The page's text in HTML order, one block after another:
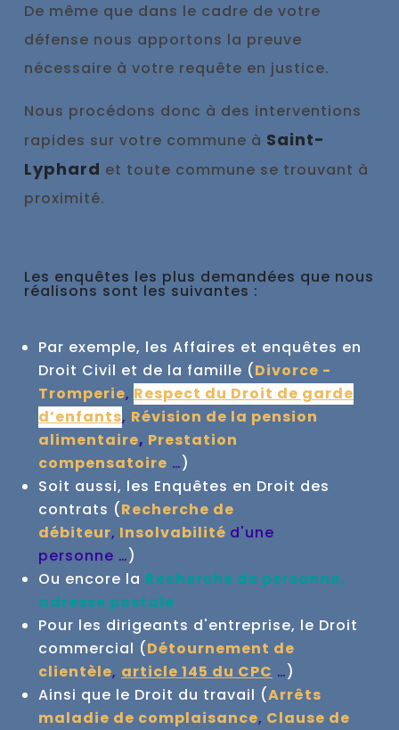
De même que dans le cadre de votre
défense nous apportons la preuve
nécessaire à votre requête en justice.
Nous procédons donc à des interventions
rapides sur votre commune à Saint-
Lyphard et toute commune se trouvant à
proximité.
Les enquêtes les plus demandées que nous
réalisons sont les suivantes :
Par exemple, les Affaires et enquêtes en
Droit Civil et de la famille (Divorce -
Tromperie, Respect du Droit de garde
d’enfants, Révision de la pension
alimentaire, Prestation
compensatoire …)
Soit aussi, les Enquêtes en Droit des
contrats (Recherche de
débiteur, Insolvabilité d'une
personne …)
Ou encore la Recherche de personne,
adresse postale
Pour les dirigeants d'entreprise, le Droit
commercial (Détournement de
clientèle, article 145 du CPC …)
Ainsi que le Droit du travail (Arrêts
maladie de complaisance, Clause de